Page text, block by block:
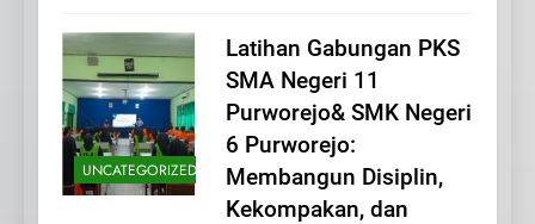
UNCATEGORIZED
Latihan Gabungan PKS
SMA Negeri 11
Purworejo& SMK Negeri
6 Purworejo:
Membangun Disiplin,
Kekompakan, dan